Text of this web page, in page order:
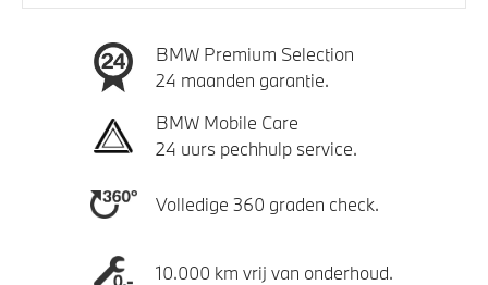
BMW Premium Selection
24 maanden garantie.
BMW Mobile Care
24 uurs pechhulp service.
Volledige 360 graden check.
10.000 km vrij van onderhoud.